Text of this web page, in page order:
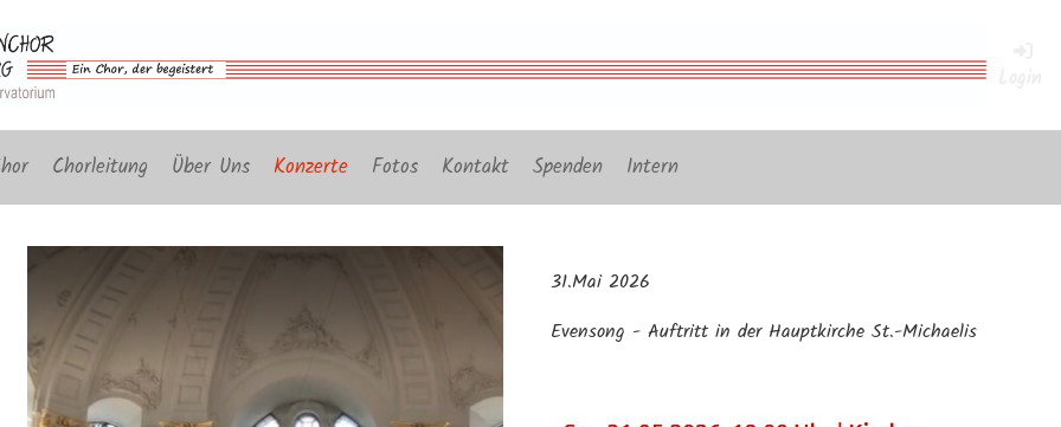
Chorleitung Über Uns Konzerte Fotos Kontakt Spenden Intern
31.Mai 2026
Evensong - Auftritt in der Hauptkirche St.-Michaelis